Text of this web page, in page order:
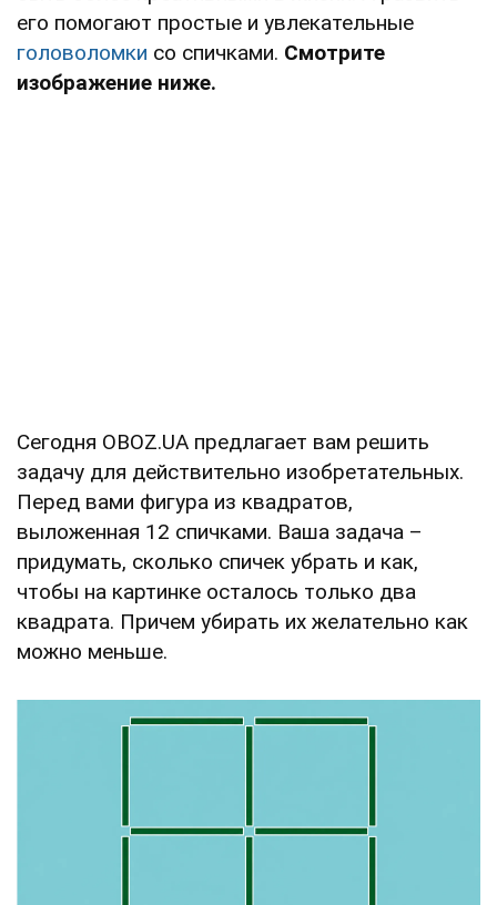
его помогают простые и увлекательные
головоломки со спичками. Смотрите
изображение ниже.
Сегодня OBOZ.UA предлагает вам решить
задачу для действительно изобретательных.
Перед вами фигура из квадратов,
выложенная 12 спичками. Ваша задача –
придумать, сколько спичек убрать и как,
чтобы на картинке осталось только два
квадрата. Причем убирать их желательно как
можно меньше.